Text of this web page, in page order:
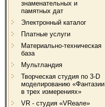
знаменательных и
памятных дат
Электронный каталог
Платные услуги
Материально-техническая
база
Мультландия
Творческая студия по 3-D
моделированию «Фантазии
в трех измерениях»
VR - студия «VRеале»